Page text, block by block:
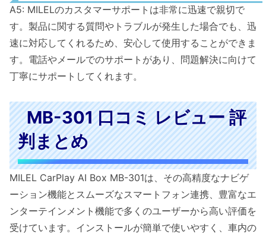
A5: MILELのカスタマーサポートは非常に迅速で親切で
す。製品に関する質問やトラブルが発生した場合でも、迅
速に対応してくれるため、安心して使用することができま
す。電話やメールでのサポートがあり、問題解決に向けて
丁寧にサポートしてくれます。
MB-301 口コミ レビュー 評
判まとめ
MILEL CarPlay AI Box MB-301は、その高精度なナビゲ
ーション機能とスムーズなスマートフォン連携、豊富なエ
ンターテインメント機能で多くのユーザーから高い評価を
受けています。インストールが簡単で使いやすく、車内の